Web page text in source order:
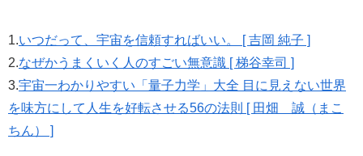
1.いつだって、宇宙を信頼すればいい。 [ 吉岡 純子 ]
2.なぜかうまくいく人のすごい無意識 [ 梯谷幸司 ]
3.宇宙一わかりやすい「量子力学」大全 目に見えない世界
を味方にして人生を好転させる56の法則 [ 田畑 誠（まこ
ちん） ]